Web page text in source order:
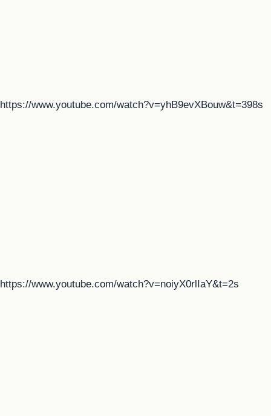
https://www.youtube.com/watch?v=yhB9evXBouw&t=398s
https://www.youtube.com/watch?v=noiyX0rlIaY&t=2s